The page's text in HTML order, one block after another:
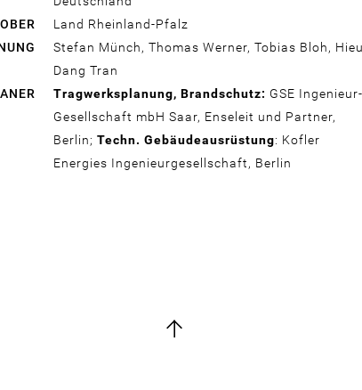
Land Rheinland-Pfalz
Stefan Münch, Thomas Werner, Tobias Bloh, Hieu
Dang Tran
Tragwerksplanung, Brandschutz: GSE Ingenieur-
Gesellschaft mbH Saar, Enseleit und Partner,
Berlin; Techn. Gebäudeausrüstung: Kofler
Energies Ingenieurgesellschaft, Berlin